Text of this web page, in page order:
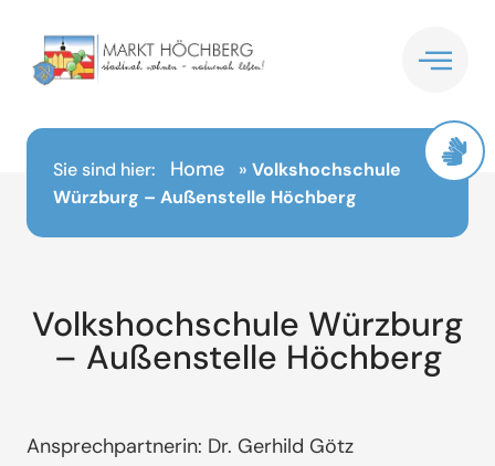
springen
Sie sind hier: Home » Volkshochschule
Würzburg – Außenstelle Höchberg
Volkshochschule Würzburg
– Außenstelle Höchberg
Ansprechpartnerin: Dr. Gerhild Götz